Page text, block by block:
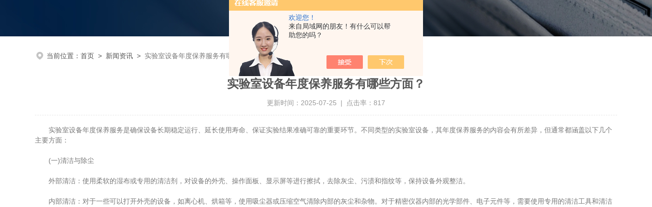
欢迎您！
来自局域网的朋友！有什么可以帮
助您的吗？
当前位置： 首页 > 新闻资讯 > 实验室设备年度保养服务有哪些方面？
实验室设备年度保养服务有哪些方面？
更新时间：2025-07-25 | 点击率：817
实验室设备年度保养服务是确保设备长期稳定运行、延长使用寿命、保证实验结果准确可靠的重要环节。不同类型的实验室设备，其年度保养服务的内容会有所差异，但通常都涵盖以下几个
主要方面：
(一)清洁与除尘
外部清洁：使用柔软的湿布或专用的清洁剂，对设备的外壳、操作面板、显示屏等进行擦拭，去除灰尘、污渍和指纹等，保持设备外观整洁。
内部清洁：对于一些可以打开外壳的设备，如离心机、烘箱等，使用吸尘器或压缩空气清除内部的灰尘和杂物。对于精密仪器内部的光学部件、电子元件等，需要使用专用的清洁工具和清洁